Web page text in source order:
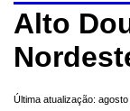
Alto
Última atualização: agosto